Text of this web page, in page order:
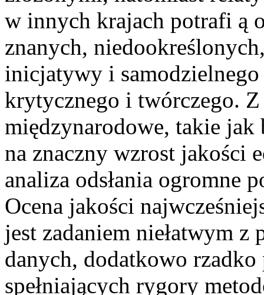
w innych krajach potrafi ą
znanych,
inicjatywy i
krytycznego i twórczego.
międzynarodowe, takie jak
na znaczny wzrost jakości
analiza odsłania ogromne
Ocena jakości
jest zadaniem niełatwym
danych, dodatkowo rzadko
spełniających rygory